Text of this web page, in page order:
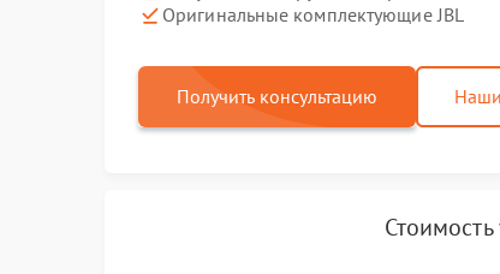
Оригинальные комплектующие JBL
Получить консультацию
Стоимость